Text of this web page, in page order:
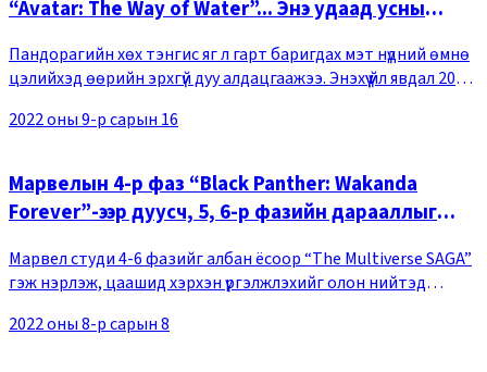
“Avatar: The Way of Water”... Энэ удаад усны
Пандорагийн хөх тэнгис яг л гарт баригдах мэт нүдний өмнө
цэлийхэд өөрийн эрхгүй дуу алдацгаажээ. Энэхүү үйл явдал 2022
Конвеншн төвд зохион байгуулаг
2022 оны 9-р сарын 16
Марвелын 4-р фаз “Black Panther: Wakanda
Forever”-ээр дуусч, 5, 6-р фазийн дарааллыг
Марвел студи 4-6 фазийг албан ёсоор “The Multiverse SAGA”
гэж нэрлэж, цаашид хэрхэн үргэлжлэхийг олон нийтэд
Америкийн Сан-Диегод нээгдсэн “San Die
2022 оны 8-р сарын 8